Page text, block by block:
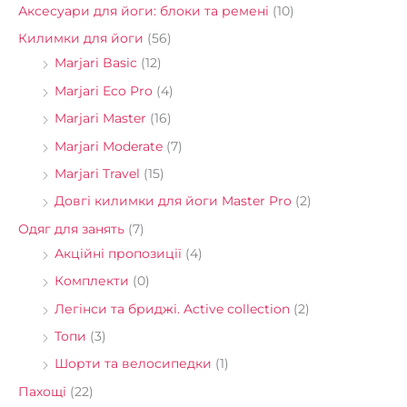
Аксесуари для йоги: блоки та ремені (10)
Килимки для йоги (56)
Marjari Basic (12)
Marjari Eco Pro (4)
Marjari Master (16)
Marjari Moderate (7)
Marjari Travel (15)
Довгі килимки для йоги Master Pro (2)
Одяг для занять (7)
Акційні пропозиції (4)
Комплекти (0)
Легінси та бриджі. Active collection (2)
Топи (3)
Шорти та велосипедки (1)
Пахощі (22)